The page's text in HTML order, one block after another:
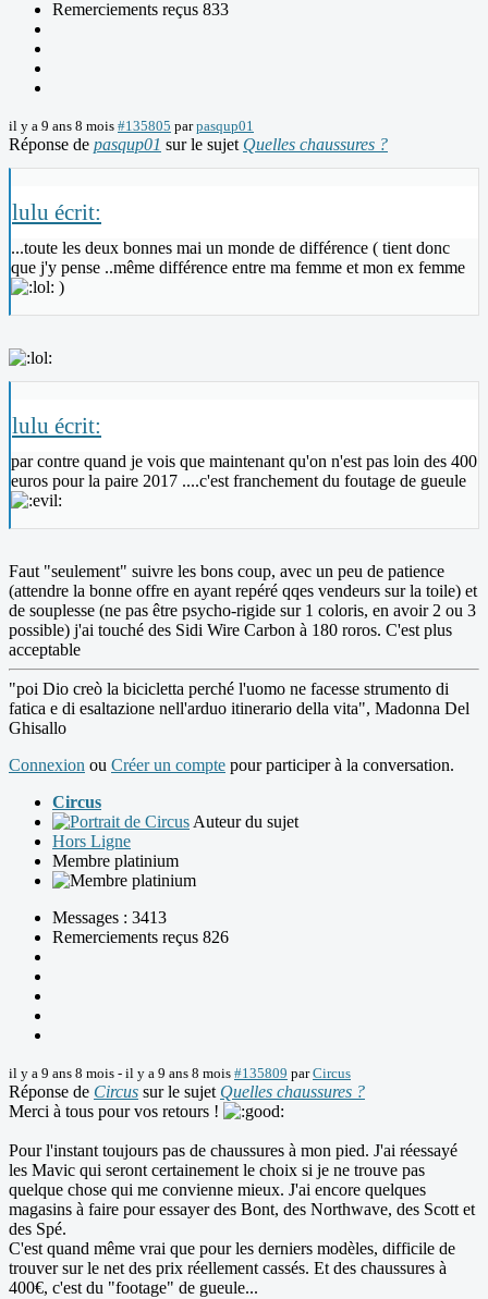
Remerciements reçus 833
il y a 9 ans 8 mois #135805 parpasqup01
Réponse de pasqup01 sur le sujet Quelles chaussures ?
lulu écrit:
...toute les deux bonnes mai un monde de différence ( tient donc
que j'y pense ..même différence entre ma femme et mon ex femme
)
lulu écrit:
par contre quand je vois que maintenant qu'on n'est pas loin des 400
euros pour la paire 2017 ....c'est franchement du foutage de gueule
Faut "seulement" suivre les bons coup, avec un peu de patience
(attendre la bonne offre en ayant repéré qqes vendeurs sur la toile) et
de souplesse (ne pas être psycho-rigide sur 1 coloris, en avoir 2 ou 3
possible) j'ai touché des Sidi Wire Carbon à 180 roros. C'est plus
acceptable
"poi Dio creò la bicicletta perché l'uomo ne facesse strumento di
fatica e di esaltazione nell'arduo itinerario della vita", Madonna Del
Ghisallo
Connexion ou Créer un compte pour participer à la conversation.
Circus
Auteur du sujet
Hors Ligne
Membre platinium
Messages : 3413
Remerciements reçus 826
il y a 9 ans 8 mois - il y a 9 ans 8 mois #135809 parCircus
Réponse de Circus sur le sujet Quelles chaussures ?
Merci à tous pour vos retours !
Pour l'instant toujours pas de chaussures à mon pied. J'ai réessayé
les Mavic qui seront certainement le choix si je ne trouve pas
quelque chose qui me convienne mieux. J'ai encore quelques
magasins à faire pour essayer des Bont, des Northwave, des Scott et
des Spé.
C'est quand même vrai que pour les derniers modèles, difficile de
trouver sur le net des prix réellement cassés. Et des chaussures à
400€, c'est du "footage" de gueule...